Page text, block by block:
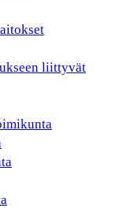
liittyvät